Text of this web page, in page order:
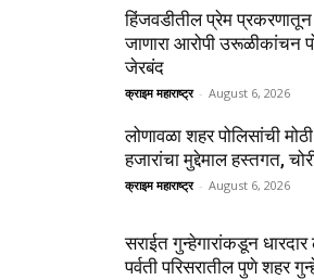
हिंजवडीतील प्रेम
जाणारा आरोपी उरूळीकांचन
जेरबंद
क्राइम महाराष्ट्र - August 6, 2026
लोणावळा शहर पोलिसांची
हजारांचा मुद्देमाल हस्तगत,
क्राइम महाराष्ट्र - August 6, 2026
सराईत गुन्हेगारांकडून
पर्वती परिसरातील पुणे शहर